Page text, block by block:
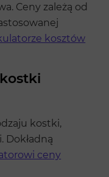
Ceny zależą od
kosztów
kostki,
Dokładną
ceny